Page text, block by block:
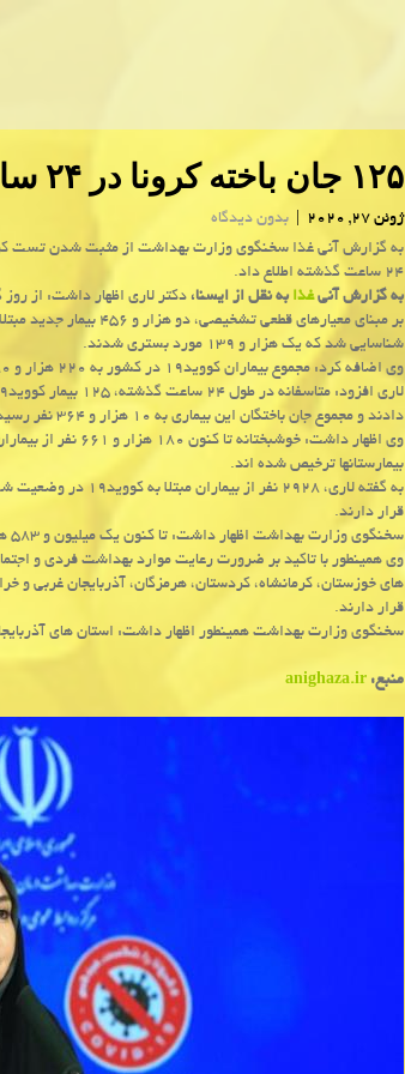
۱۲۵ جان باخته كرونا در ۲۴ ساعت گذشته
ژوئن 27, 2020
بدون دیدگاه
۲۴ ساعت گذشته اطلاع داد.
به گزارش آنیغذا به نقل از ایسنا،
شناسایی شد که یک هزار و ۱۳۹ مورد بستری شدند.
وی اضافه کرد: مجموع بیماران کووید۱۹ در کشور به ۲۲۰ هزار و ۱۸۰ نفر رسید.
دادند و مجموع جان باختگان این بیماری به ۱۰ هزار و ۳۶۴ نفر رسید.
وی اظهار داشت: خوشبختانه تا
بیمارستانها ترخیص شده اند.
به گفته لاری، ۲۹۲۸ نفر از
قرار دارند.
سخنگوی وزارت بهداشت اظهار داشت: تا کنون یک میلیون و ۵۸۳ هزار و ۵۴۲ آزمایش تشخیص کووید۱۹ در کشور انجام شده است.
وی همینطور با تاکید بر ضرورت رعایت موارد بهداشت فردی و
قرار دارند.
سخنگوی وزارت بهداشت همینطور اظهار داشت: استان های
منبع: anighaza.ir